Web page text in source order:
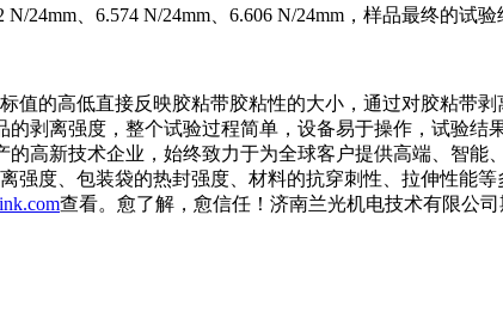
24mm、6.574 N/24mm、6.606 N/24mm，样品最终的试
值的高低直接反映胶粘带胶粘性的大小，通过对胶粘带
剥离强度，整个试验过程简单，设备易于操作，试验结
高新技术企业，始终致力于为全球客户提供高端、智
强度、包装袋的热封强度、材料的抗穿刺性、拉伸性能
查看。愈了解，愈信任！济南兰光机电技术有限公